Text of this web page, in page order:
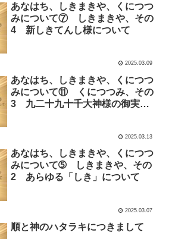
あなはち、しきまきや、くにつつ
みについて⑦ しきまきや、その
4 新しきてんし様について
2025.03.09
あなはち、しきまきや、くにつつ
みについて⑪ くにつつみ、その
3 九二十九十千大神様の御実体
2025.03.13
あなはち、しきまきや、くにつつ
みについて➄ しきまきや、その
2 あらゆる「しき」について
2025.03.07
順と神のハタラキにつきまして